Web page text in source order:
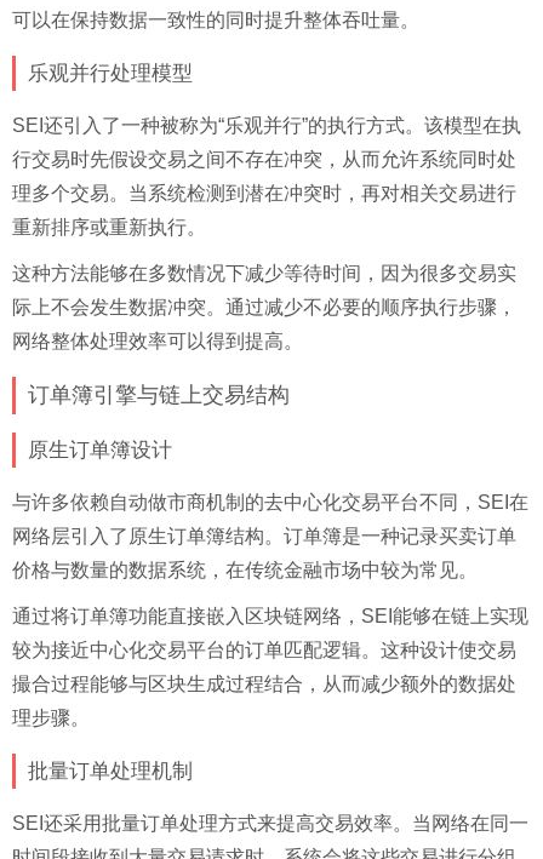
可以在保持数据一致性的同时提升整体吞吐量。
乐观并行处理模型
SEI还引入了一种被称为“乐观并行”的执行方式。该模型在执
行交易时先假设交易之间不存在冲突，从而允许系统同时处
理多个交易。当系统检测到潜在冲突时，再对相关交易进行
重新排序或重新执行。
这种方法能够在多数情况下减少等待时间，因为很多交易实
际上不会发生数据冲突。通过减少不必要的顺序执行步骤，
网络整体处理效率可以得到提高。
订单簿引擎与链上交易结构
原生订单簿设计
与许多依赖自动做市商机制的去中心化交易平台不同，SEI在
网络层引入了原生订单簿结构。订单簿是一种记录买卖订单
价格与数量的数据系统，在传统金融市场中较为常见。
通过将订单簿功能直接嵌入区块链网络，SEI能够在链上实现
较为接近中心化交易平台的订单匹配逻辑。这种设计使交易
撮合过程能够与区块生成过程结合，从而减少额外的数据处
理步骤。
批量订单处理机制
SEI还采用批量订单处理方式来提高交易效率。当网络在同一